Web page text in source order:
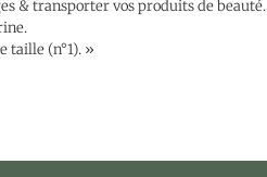
& transporter vos produits de beauté.
taille (n°1). »